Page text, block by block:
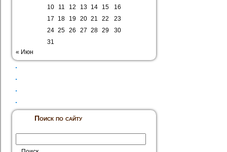
10
11 12 13 14 15
16
17
18 19 20 21 22
23
24 25 26 27 28 29
30
31
« Июн
Поиск по сайту